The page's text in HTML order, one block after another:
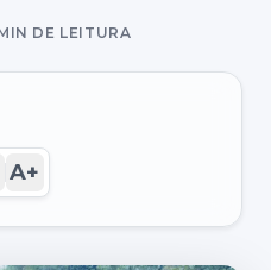
DE LEITURA
A+